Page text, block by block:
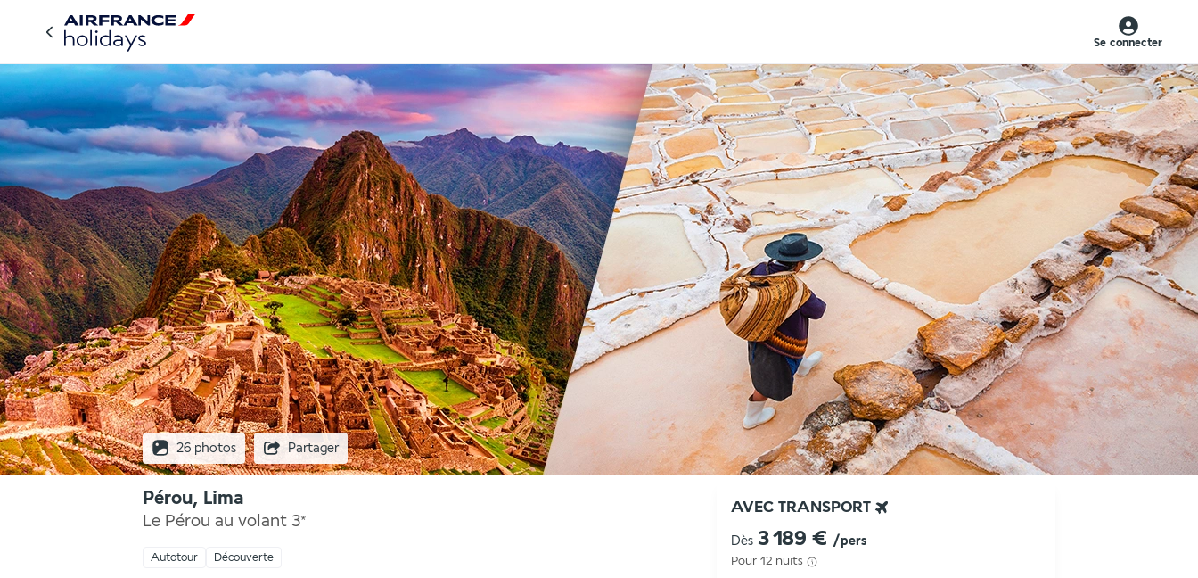
Se connecter
26 photos Partager
Pérou, Lima
Le Pérou au volant 3*
Autotour Découverte
AVEC TRANSPORT
Dès 3 189 € /pers
Pour 12 nuits